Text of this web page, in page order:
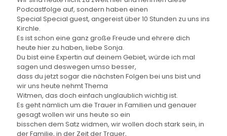
Podcastfolge auf, sondern haben einen
Special Special guest, angereist über 10 Stunden zu uns ins
Kirchle.
Es ist schon eine ganz große Freude und ehrere dich
heute hier zu haben, liebe Sonja.
Du bist eine Expertin auf deinem Gebiet, würde ich mal
sagen und deswegen umso besser,
dass du jetzt sogar die nächsten Folgen bei uns bist und
wir uns heute nehmt Thema
Witmen, das doch einfach unglaublich wichtig ist.
Es geht nämlich um die Trauer in Familien und genauer
gesagt wollen wir uns heute so ein
bisschen dem Satz widmen, wir wollen doch stark sein, in
der Familie, in der Zeit der Trauer,